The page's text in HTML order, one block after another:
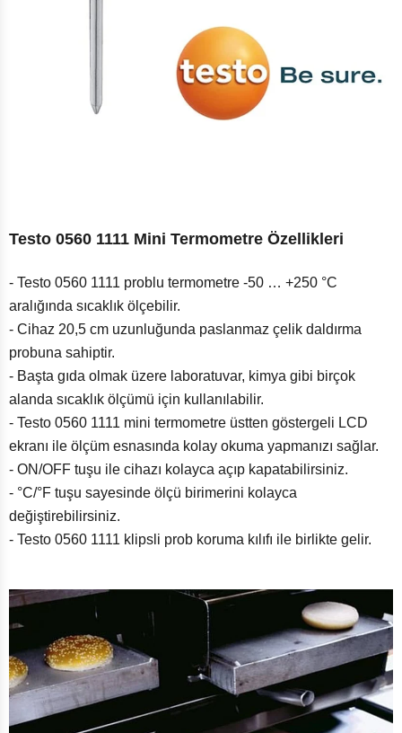
Testo 0560 1111 Mini Termometre Özellikleri
- Testo 0560 1111 problu termometre -50 … +250 °C
aralığında sıcaklık ölçebilir.
- Cihaz 20,5 cm uzunluğunda paslanmaz çelik daldırma
probuna sahiptir.
- Başta gıda olmak üzere laboratuvar, kimya gibi birçok
alanda sıcaklık ölçümü için kullanılabilir.
- Testo 0560 1111 mini termometre üstten göstergeli LCD
ekranı ile ölçüm esnasında kolay okuma yapmanızı sağlar.
- ON/OFF tuşu ile cihazı kolayca açıp kapatabilirsiniz.
- °C/°F tuşu sayesinde ölçü birimerini kolayca
değiştirebilirsiniz.
- Testo 0560 1111 klipsli prob koruma kılıfı ile birlikte gelir.